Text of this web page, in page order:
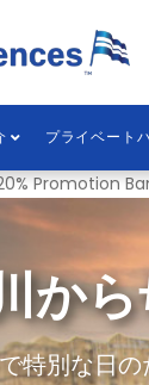
プライベート
Promotion
か
特別な日の
ロ